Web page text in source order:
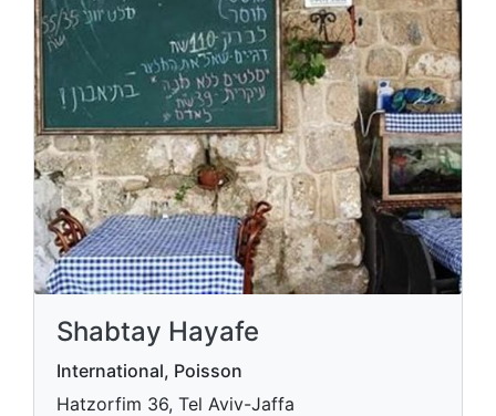
Shabtay Hayafe
International, Poisson
Hatzorfim 36, Tel Aviv-Jaffa